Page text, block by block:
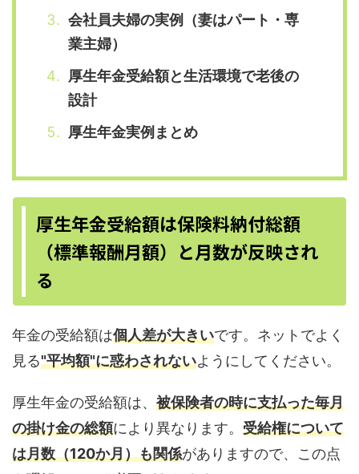
会社員夫婦の実例（妻はパート・専
業主婦）
厚生年金受給額と生活環境で老後の
設計
厚生年金実例まとめ
厚生年金受給額は保険料納付総額
（標準報酬月額）と月数が反映され
る
年金の受給額は個人差が大きいです。ネットでよく
見る"平均額"に惑わされないようにしてください。
厚生年金の受給額は、 被保険者の時に支払った毎月
の掛け金の総額により異なります。 受給権について
は月数（120か月）も関係がありますので、この点